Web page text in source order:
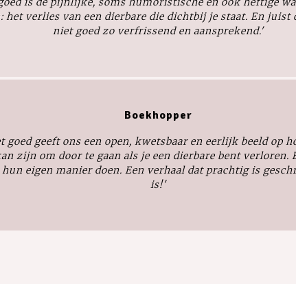
verlies van een dierbare die dichtbij je staat. En juist
niet goedzo verfrissend en aansprekend.'
Boekhopper
goedgeeft ons een open, kwetsbaar en eerlijk beeld op
zijn om door te gaan als je een dierbare bent
eigen manier doen. Een verhaal dat prachtig is
is!'